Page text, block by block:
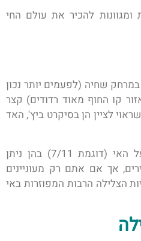
ומגוונות להכיר את עולם החי
שחיה (לפעמים יותר נכון
קו החוף מאוד רדודים) קצר
לציין הן בסיקרט ביץ', האד
קיימות חנויות נוחות רבות על האי (דוגמת 7/11) בהן ניתן
אך אם אתם רק מעוניינים
הצלילה הרבות המפוזרות באי